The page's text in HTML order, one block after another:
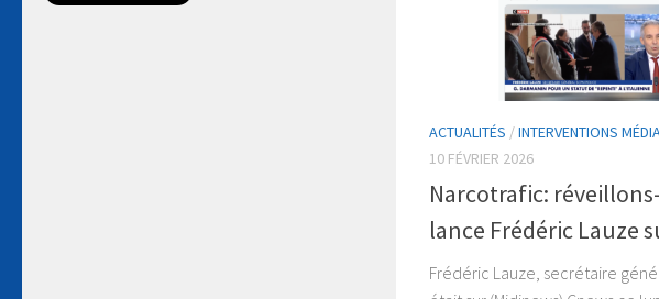
ACTUALITÉS /INTERVENTIONS
10 FÉVRIER 2026
Narcotrafic:
lance Frédéric Lauze
Frédéric Lauze, secrétaire